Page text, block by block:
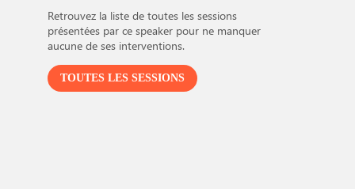
Retrouvez la liste de toutes les sessions
présentées par ce speaker pour ne manquer
aucune de ses interventions.
TOUTES LES SESSIONS